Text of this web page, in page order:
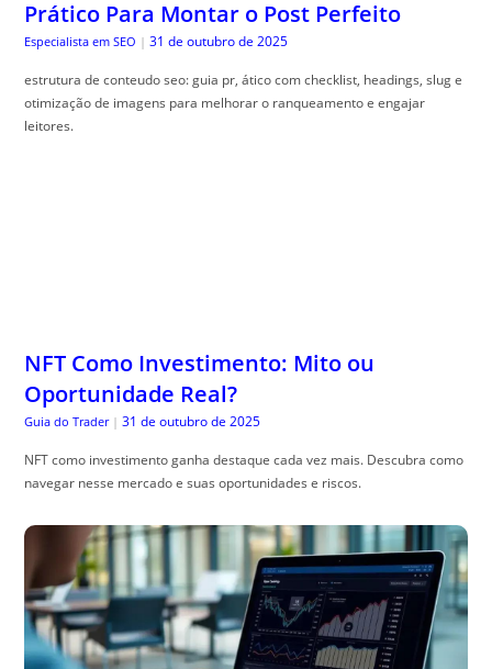
Prático Para Montar o Post Perfeito
Especialista em SEO | 31 de outubro de 2025
estrutura de conteudo seo: guia pr, ático com checklist, headings, slug e
otimização de imagens para melhorar o ranqueamento e engajar
leitores.
NFT Como Investimento: Mito ou
Oportunidade Real?
Guia do Trader | 31 de outubro de 2025
NFT como investimento ganha destaque cada vez mais. Descubra como
navegar nesse mercado e suas oportunidades e riscos.